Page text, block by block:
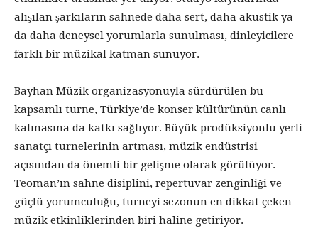
alışılan şarkıların sahnede daha sert, daha akustik ya
da daha deneysel yorumlarla sunulması, dinleyicilere
farklı bir müzikal katman sunuyor.
Bayhan Müzik organizasyonuyla sürdürülen bu
kapsamlı turne, Türkiye’de konser kültürünün canlı
kalmasına da katkı sağlıyor. Büyük prodüksiyonlu yerli
sanatçı turnelerinin artması, müzik endüstrisi
açısından da önemli bir gelişme olarak görülüyor.
Teoman’ın sahne disiplini, repertuvar zenginliği ve
güçlü yorumculuğu, turneyi sezonun en dikkat çeken
müzik etkinliklerinden biri haline getiriyor.